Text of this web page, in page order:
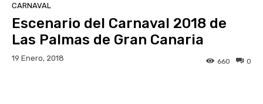
CARNAVAL
Escenario del Carnaval 2018 de
Las Palmas de Gran Canaria
19 Enero, 2018 0
660